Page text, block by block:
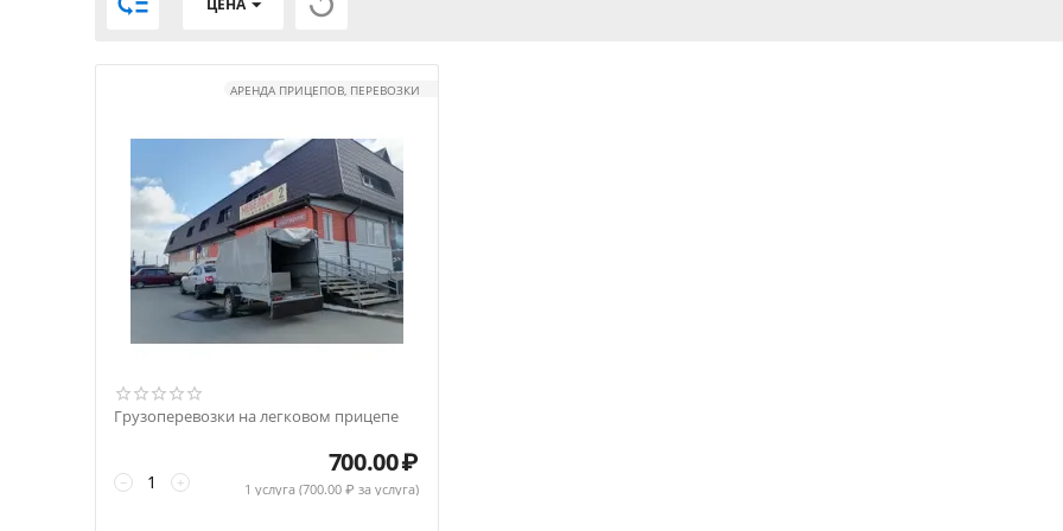
АРЕНДА ПРИЦЕПОВ, ПЕРЕВОЗКИ
Грузоперевозки на легковом прицепе
+
−
700.00₽
1 услуга (700.00 ₽ за услуга)